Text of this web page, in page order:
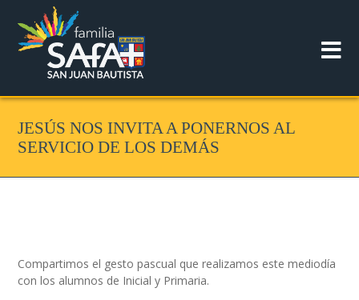
JESÚS NOS INVITA A PONERNOS AL
SERVICIO DE LOS DEMÁS
Compartimos el gesto pascual que realizamos este mediodía
con los alumnos de Inicial y Primaria.